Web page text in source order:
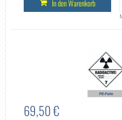
In den Warenkorb
69,50 €